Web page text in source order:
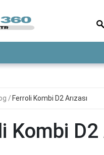
Ferroli Kombi D2 Arızası
Kombi D2